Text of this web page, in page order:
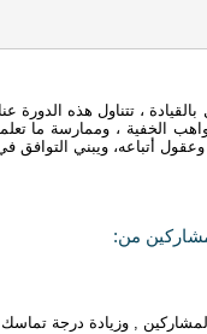
، تتناول هذه
الخفية ، وممارسة ما
أتباعه، ويبني التوافق في
من:
, وزيادة درجة